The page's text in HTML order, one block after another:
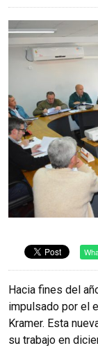
Hacia fines del
impulsado por el
Kramer. Esta
su trabajo en